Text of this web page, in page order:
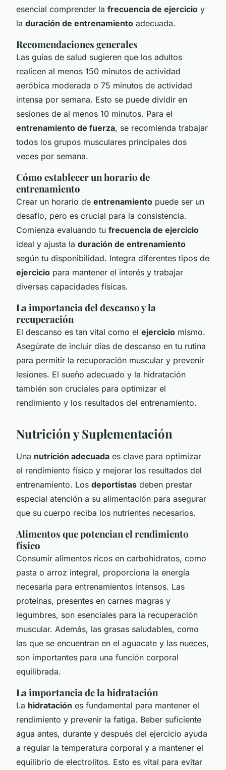
esencial comprender la frecuencia de ejercicio y
la duración de entrenamiento adecuada.
Recomendaciones generales
Las guías de salud sugieren que los adultos
realicen al menos 150 minutos de actividad
aeróbica moderada o 75 minutos de actividad
intensa por semana. Esto se puede dividir en
sesiones de al menos 10 minutos. Para el
entrenamiento de fuerza, se recomienda trabajar
todos los grupos musculares principales dos
veces por semana.
Cómo establecer un horario de
entrenamiento
Crear un horario de entrenamiento puede ser un
desafío, pero es crucial para la consistencia.
Comienza evaluando tu frecuencia de ejercicio
ideal y ajusta la duración de entrenamiento
según tu disponibilidad. Integra diferentes tipos de
ejercicio para mantener el interés y trabajar
diversas capacidades físicas.
La importancia del descanso y la
recuperación
El descanso es tan vital como el ejercicio mismo.
Asegúrate de incluir días de descanso en tu rutina
para permitir la recuperación muscular y prevenir
lesiones. El sueño adecuado y la hidratación
también son cruciales para optimizar el
rendimiento y los resultados del entrenamiento.
Nutrición y Suplementación
Una nutrición adecuada es clave para optimizar
el rendimiento físico y mejorar los resultados del
entrenamiento. Los deportistas deben prestar
especial atención a su alimentación para asegurar
que su cuerpo reciba los nutrientes necesarios.
Alimentos que potencian el rendimiento
físico
Consumir alimentos ricos en carbohidratos, como
pasta o arroz integral, proporciona la energía
necesaria para entrenamientos intensos. Las
proteínas, presentes en carnes magras y
legumbres, son esenciales para la recuperación
muscular. Además, las grasas saludables, como
las que se encuentran en el aguacate y las nueces,
son importantes para una función corporal
equilibrada.
La importancia de la hidratación
La hidratación es fundamental para mantener el
rendimiento y prevenir la fatiga. Beber suficiente
agua antes, durante y después del ejercicio ayuda
a regular la temperatura corporal y a mantener el
equilibrio de electrolitos. Esto es vital para evitar